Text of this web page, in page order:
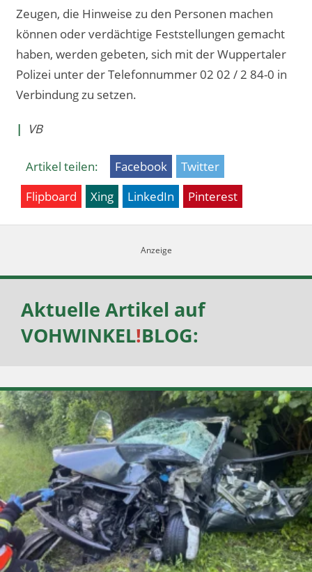
Zeugen, die Hinweise zu den Personen machen
können oder verdächtige Feststellungen gemacht
haben, werden gebeten, sich mit der Wuppertaler
Polizei unter der Telefonnummer 02 02 / 2 84-0 in
Verbindung zu setzen.
| VB
Artikel teilen: Facebook
Twitter
Flipboard
Xing LinkedIn Pinterest
Aktuelle Artikel auf
VOHWINKEL!BLOG: